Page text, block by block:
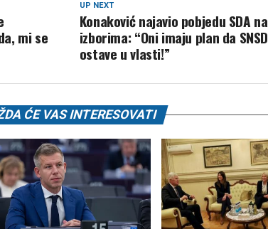
UP NEXT
Konaković najavio pobjedu SDA na
izborima: “Oni imaju plan da SNSD
ostave u vlasti!”
mi se
ĆE VAS INTERESOVATI